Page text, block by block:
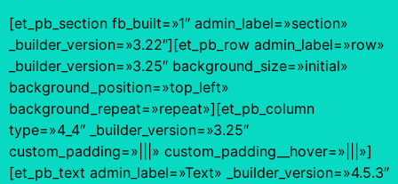
[et_pb_section fb_built=»1″ admin_label=»section»
_builder_version=»3.22″][et_pb_row admin_label=»row»
_builder_version=»3.25″ background_size=»initial»
background_position=»top_left»
background_repeat=»repeat»][et_pb_column
type=»4_4″ _builder_version=»3.25″
custom_padding=»|||» custom_padding__hover=»|||»]
[et_pb_text admin_label=»Text» _builder_version=»4.5.3″